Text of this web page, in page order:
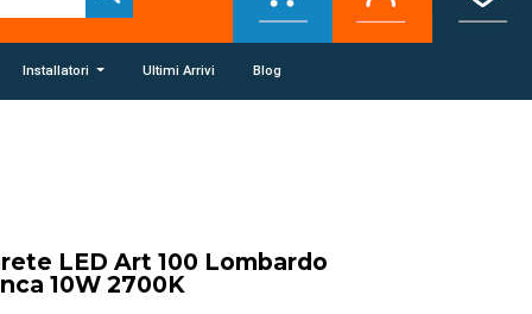
Installatori Ultimi Arrivi Blog
LED Art 100 Lombardo
10W 2700K